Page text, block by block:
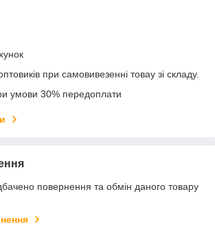
при самовивезенні товау зі складу.
умови 30% передоплати
повернення та обмін даного товару